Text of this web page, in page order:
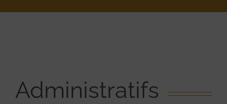
Administratifs